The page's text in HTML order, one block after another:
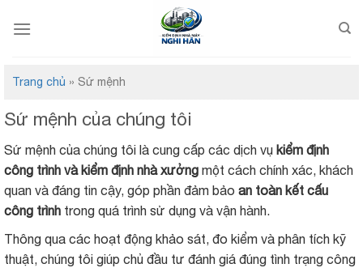
qua
Trang chủ » Sứ mệnh
Sứ mệnh của chúng tôi
Sứ mệnh của chúng tôi là cung cấp các dịch vụ kiểm định
công trình và kiểm định nhà xưởng một cách chính xác, khách
quan và đáng tin cậy, góp phần đảm bảo an toàn kết cấu
công trình trong quá trình sử dụng và vận hành.
Thông qua các hoạt động khảo sát, đo kiểm và phân tích kỹ
thuật, chúng tôi giúp chủ đầu tư đánh giá đúng tình trạng công